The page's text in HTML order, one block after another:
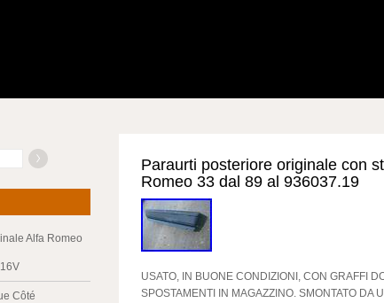
Paraurti posteriore originale con
Romeo 33 dal 89 al 936037.19
USATO, IN BUONE CONDIZIONI, CON GRAFFI
SPOSTAMENTI IN MAGAZZINO. SMONTATO DA
Alfa Romeo
Côté